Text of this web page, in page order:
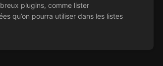
plugins, comme lister
qu’on pourra utiliser dans les listes